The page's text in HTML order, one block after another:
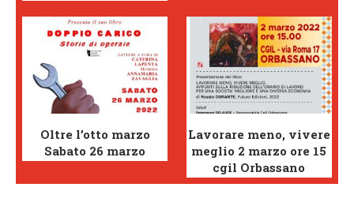
Oltre l’otto marzo
Sabato 26 marzo
Lavorare meno, vivere
meglio 2 marzo ore 15
cgil Orbassano